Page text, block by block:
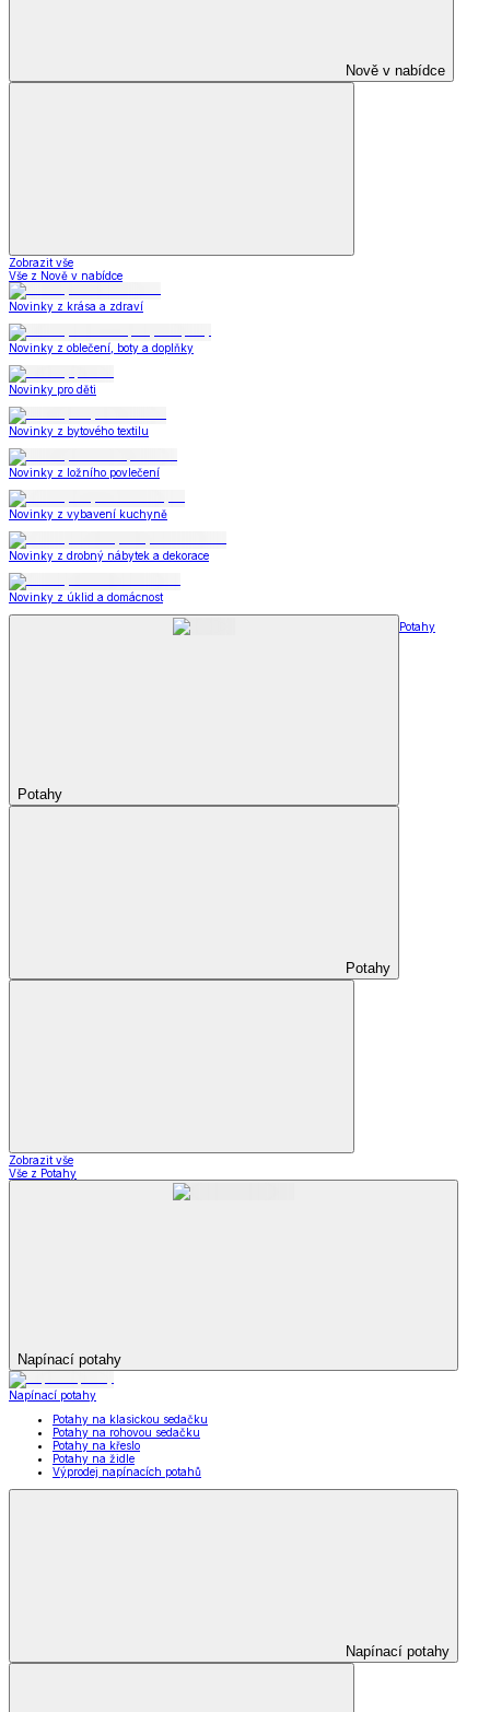
Nově v nabídce
Zobrazit vše
Vše z Nově v nabídce
Novinky z krása a zdraví
Novinky z oblečení, boty a doplňky
Novinky pro děti
Novinky z bytového textilu
Novinky z ložního povlečení
Novinky z vybavení kuchyně
Novinky z drobný nábytek a dekorace
Novinky z úklid a domácnost
Potahy
Potahy
Potahy
Zobrazit vše
Vše z Potahy
Napínací potahy
Napínací potahy
Potahy na klasickou sedačku
Potahy na rohovou sedačku
Potahy na křeslo
Potahy na židle
Výprodej napínacích potahů
Napínací potahy